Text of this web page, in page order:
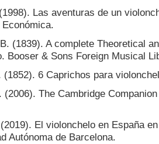
Las aventuras de un
(1839). A complete Theoretical
Booser & Sons Foreign Musical
(1852). 6 Caprichos para
(2006). The Cambridge
El violonchelo en España
Autónoma de Barcelona.